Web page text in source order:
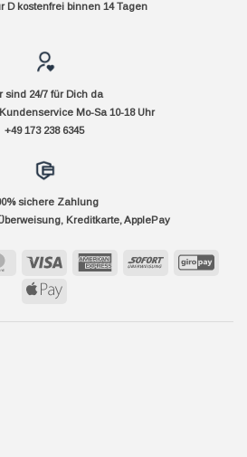
D kostenfrei binnen 14 Tagen
sind 24/7 für Dich da
Mo-Sa 10-18 Uhr
+49 173 238 6345
sichere Zahlung
Kreditkarte, ApplePay
MasterCard Visa
AmericanSofort
Apple